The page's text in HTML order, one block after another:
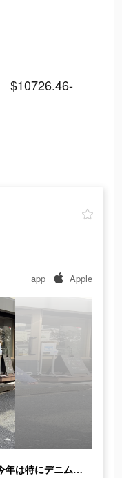
$10726.46-
app Apple
待ってて春はデニムの季節やけど今年は特にデニムアイテム流行っとう気がする🤔🤔 #ファッション #骨格ナチュラル @WEAR【公式】 #pr